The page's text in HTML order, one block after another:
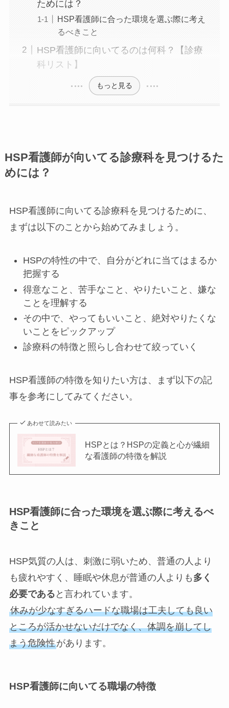
ためには？
HSP看護師に合った環境を選ぶ際に考え
るべきこと
HSP看護師に向いてるのは何科？【診療
科リスト】
もっと見る
HSP看護師が向いてる診療科を見つけるた
めには？
HSP看護師に向いてる診療科を見つけるために、
まずは以下のことから始めてみましょう。
HSPの特性の中で、自分がどれに当てはまるか
把握する
得意なこと、苦手なこと、やりたいこと、嫌な
ことを理解する
その中で、やってもいいこと、絶対やりたくな
いことをピックアップ
診療科の特徴と照らし合わせて絞っていく
HSP看護師の特徴を知りたい方は、まず以下の記
事を参考にしてみてください。
あわせて読みたい
HSPとは？HSPの定義と心が繊細
な看護師の特徴を解説
HSP看護師に合った環境を選ぶ際に考えるべ
きこと
HSP気質の人は、刺激に弱いため、普通の人より
も疲れやすく、睡眠や休息が普通の人よりも 多く
必要である と言われています。
休みが少なすぎるハードな職場は工夫しても良い
ところが活かせないだけでなく、体調を崩してし
まう危険性があります。
HSP看護師に向いてる職場の特徴